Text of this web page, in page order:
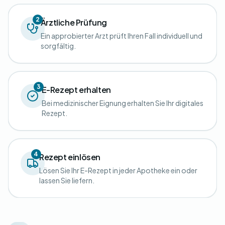
2Ärztliche Prüfung
Ein approbierter Arzt prüft Ihren Fall individuell und
sorgfältig.
3E-Rezept erhalten
Bei medizinischer Eignung erhalten Sie Ihr digitales
Rezept.
4Rezept einlösen
Lösen Sie Ihr E-Rezept in jeder Apotheke ein oder
lassen Sie liefern.